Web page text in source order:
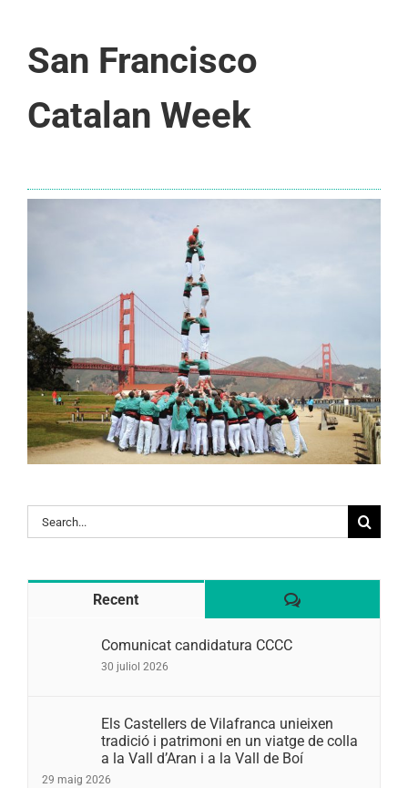
San Francisco
Catalan Week
Search
for:
Recent Comentaris
Comunicat candidatura CCCC
30 juliol 2026
Els Castellers de Vilafranca unieixen
tradició i patrimoni en un viatge de colla
a la Vall d’Aran i a la Vall de Boí
29 maig 2026